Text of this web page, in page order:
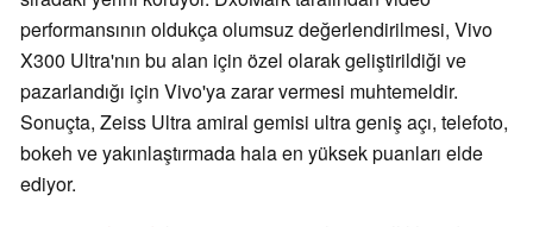
performansının oldukça olumsuz değerlendirilmesi, Vivo
X300 Ultra'nın bu alan için özel olarak geliştirildiği ve
pazarlandığı için Vivo'ya zarar vermesi muhtemeldir.
Sonuçta, Zeiss Ultra amiral gemisi ultra geniş açı, telefoto,
bokeh ve yakınlaştırmada hala en yüksek puanları elde
ediyor.